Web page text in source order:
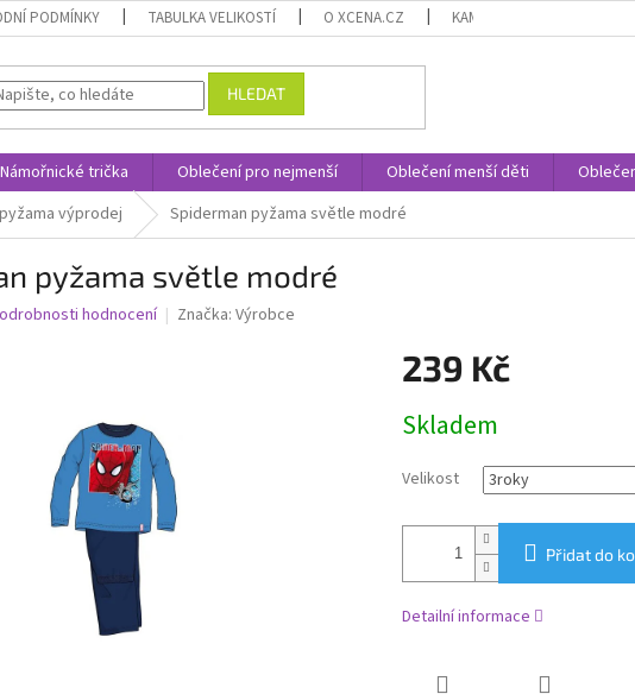
PODMÍNKY TABULKA VELIKOSTÍ O XCENA.CZ KAMENNÉ PRODEJNY
HLEDAT
Námořnické trička Oblečení pro nejmenší Oblečení menší děti
výprodej Spiderman pyžama světle modré
pyžama světle modré
hodnocení Značka: Výrobce
239 Kč
cena:
Skladem
Velikost
Přidat do
Detailní informace